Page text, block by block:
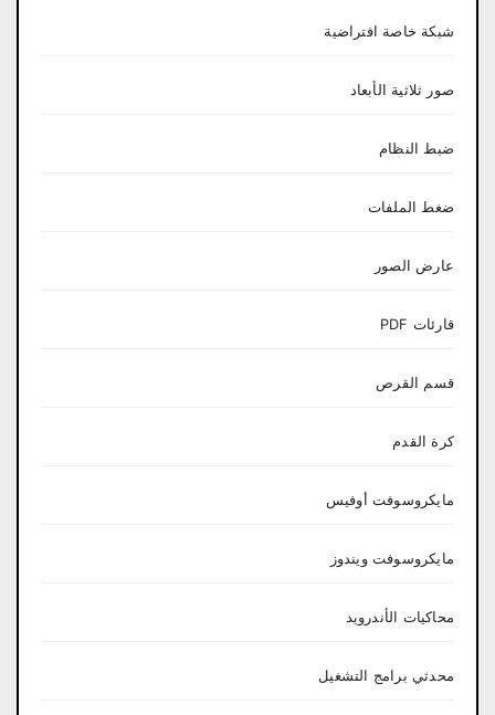
شبكة خاصة افتراضية
صور ثلاثية الأبعاد
ضبط النظام
ضغط الملفات
عارض الصور
قارئات PDF
قسم القرص
كرة القدم
مايكروسوفت أوفيس
مايكروسوفت ويندوز
محاكيات الأندرويد
محدثي برامج التشغيل